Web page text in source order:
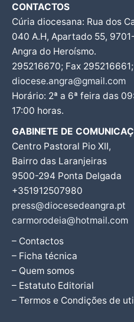
CONTACTOS
Cúria diocesana: Rua dos
040 A.H, Apartado 55,
Angra do Heroísmo.
295216670; Fax 295216661;
diocese.angra@gmail.com
Horário: 2ª a 6ª feira das
17:00 horas.
GABINETE DE
Centro Pastoral Pio XII,
Bairro das Laranjeiras
9500-294 Ponta Delgada
+351912507980
press@diocesedeangra.pt
carmorodeia@hotmail.com
– Contactos
– Ficha técnica
– Quem somos
– Estatuto Editorial
– Termos e Condições de